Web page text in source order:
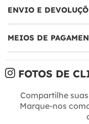
ENVIO E
MEIOS DE
FOTOS DE
Compartilhe
Marque-nos